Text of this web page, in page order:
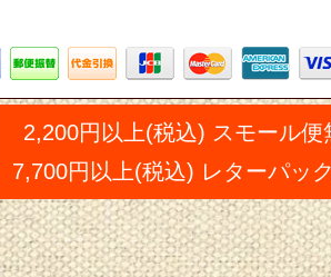
2,200円以上(税込) スモール便
7,700円以上(税込) レターパッ